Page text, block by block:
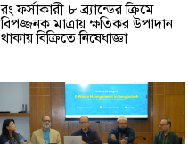
রং ফর্সাকারী ৮ ব্র্যান্ডের ক্রিমে
বিপজ্জনক মাত্রায় ক্ষতিকর উপাদান
থাকায় বিক্রিতে নিষেধাজ্ঞা